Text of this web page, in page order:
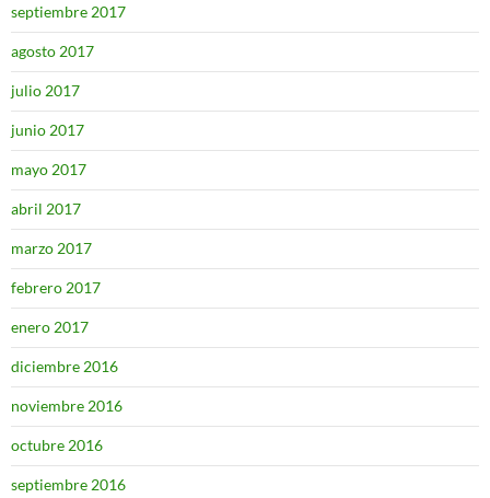
septiembre 2017
agosto 2017
julio 2017
junio 2017
mayo 2017
abril 2017
marzo 2017
febrero 2017
enero 2017
diciembre 2016
noviembre 2016
octubre 2016
septiembre 2016